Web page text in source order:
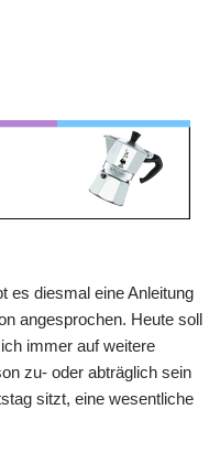
es diesmal eine Anleitung
angesprochen. Heute soll
immer auf weitere
zu- oder abträglich sein
sitzt, eine wesentliche